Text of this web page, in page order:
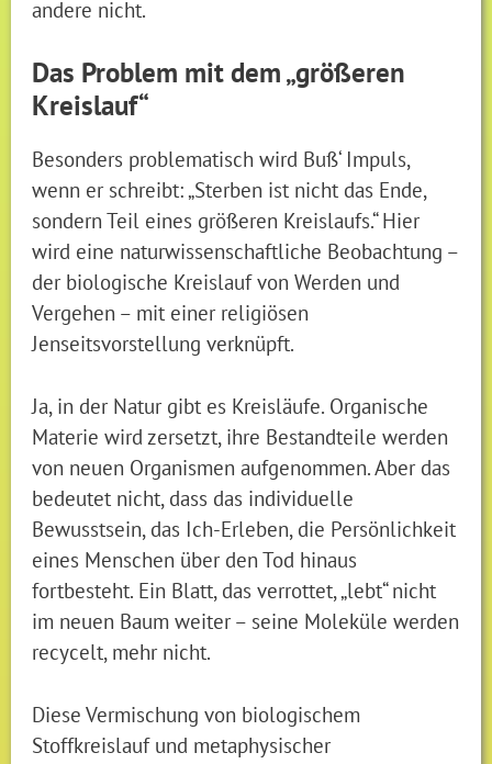
andere nicht.
Das Problem mit dem „größeren
Kreislauf“
Besonders problematisch wird Buß‘ Impuls,
wenn er schreibt: „Sterben ist nicht das Ende,
sondern Teil eines größeren Kreislaufs.“ Hier
wird eine naturwissenschaftliche Beobachtung –
der biologische Kreislauf von Werden und
Vergehen – mit einer religiösen
Jenseitsvorstellung verknüpft.
Ja, in der Natur gibt es Kreisläufe. Organische
Materie wird zersetzt, ihre Bestandteile werden
von neuen Organismen aufgenommen. Aber das
bedeutet nicht, dass das individuelle
Bewusstsein, das Ich-Erleben, die Persönlichkeit
eines Menschen über den Tod hinaus
fortbesteht. Ein Blatt, das verrottet, „lebt“ nicht
im neuen Baum weiter – seine Moleküle werden
recycelt, mehr nicht.
Diese Vermischung von biologischem
Stoffkreislauf und metaphysischer